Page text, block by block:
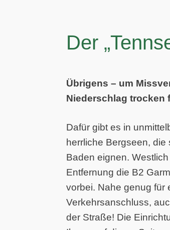
Der
Übrigens – um
Niederschlag trocken
Dafür gibt es in
herrliche Bergseen,
Baden eignen.
Entfernung die B2
vorbei. Nahe genug für
Verkehrsanschluss,
der Straße! Die